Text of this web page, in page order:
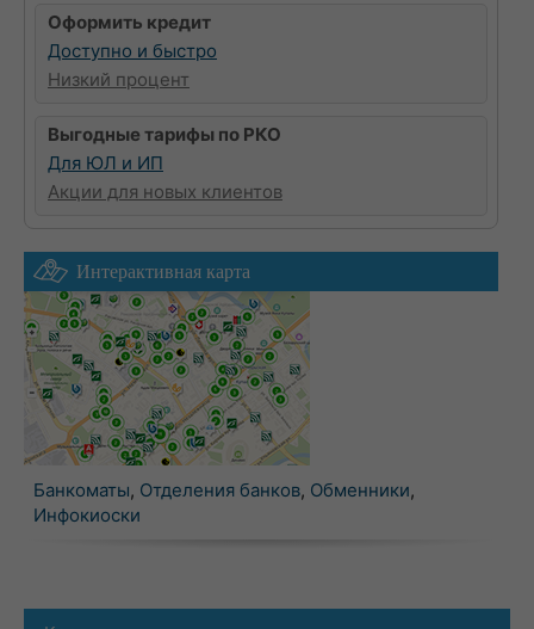
Оформить кредит
Доступно и быстро
Низкий процент
Выгодные тарифы по РКО
Для ЮЛ и ИП
Акции для новых клиентов
Интерактивная карта
Банкоматы, Отделения банков, Обменники,
Инфокиоски